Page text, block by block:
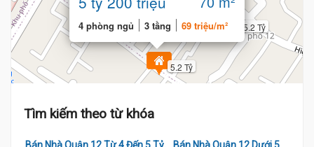
5.2 Tỷ
5.2 Tỷ
4 phòng ngủ 3 tầng 69 triệu/m²
Tìm kiếm theo từ khóa